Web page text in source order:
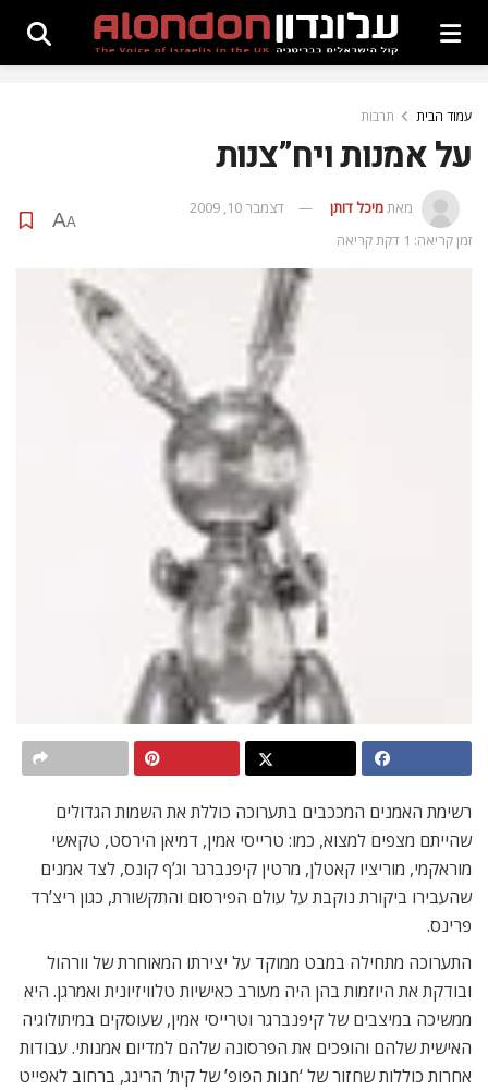
עמוד הבית תרבות
על אמנות ויח”צנות
מאתמיכל דותן
דצמבר 10, 2009
זמן קריאה: 1 דקת קריאה
A
A
רשימת האמנים המככבים בתערוכה כוללת את השמות הגדולים
שהייתם מצפים למצוא, כמו: טרייסי אמין, דמיאן הירסט, טקאשי
מוראקמי, מוריציו קאטלן, מרטין קיפנברגר וג’ף קונס, לצד אמנים
שהעבירו ביקורת נוקבת על עולם הפירסום והתקשורת, כגון ריצ’רד
פרינס.
התערוכה מתחילה במבט ממוקד על יצירתו המאוחרת של וורהול
ובודקת את היוזמות בהן היה מעורב כאישיות טלוויזיונית ואמרגן. היא
ממשיכה במיצבים של קיפנברגר וטרייסי אמין, שעוסקים במיתולוגיה
האישית שלהם והופכים את הפרסונה שלהם למדיום אמנותי. עבודות
אחרות כוללות שחזור של ‘חנות הפופ’ של קית’ הרינג, ברחוב לאפייט